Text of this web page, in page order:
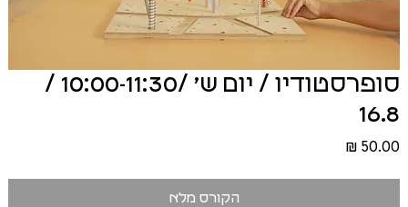
סופרסטודיו / יום ש׳ /10:00-11:30 /
16.8
מחיר
הקורס מלא